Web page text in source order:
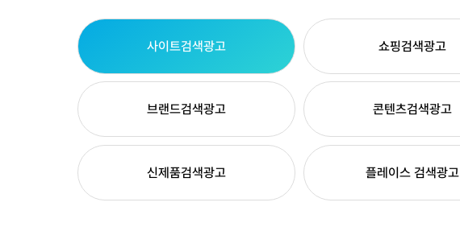
사이트검색광고 쇼핑검색광고
브랜드검색광고 콘텐츠검색광고
신제품검색광고 플레이스 검색광고